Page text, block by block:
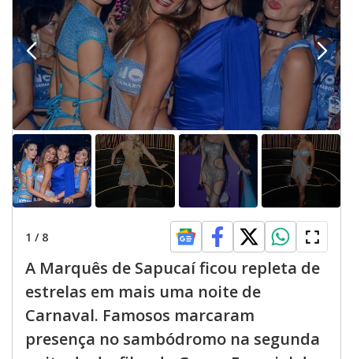
1 / 8
A Marquês de Sapucaí ficou repleta de
estrelas em mais uma noite de
Carnaval. Famosos marcaram
presença no sambódromo na segunda